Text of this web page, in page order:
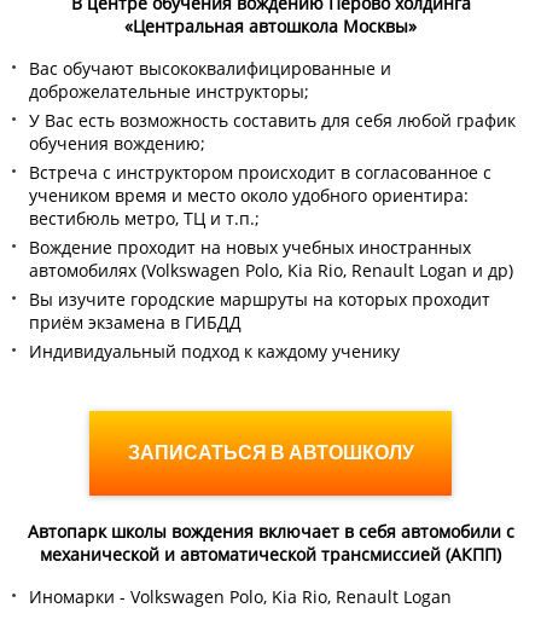
«Центральная автошкола Москвы»
Вас обучают высококвалифицированные и
доброжелательные инструкторы;
У Вас есть возможность составить для себя любой график
обучения вождению;
Встреча с инструктором происходит в согласованное с
учеником время и место около удобного ориентира:
вестибюль метро, ТЦ и т.п.;
Вождение проходит на новых учебных иностранных
автомобилях (Volkswagen Polo, Kia Rio, Renault Logan и др)
Вы изучите городские маршруты на которых проходит
приём экзамена в ГИБДД
Индивидуальный подход к каждому ученику
ЗАПИСАТЬСЯ В АВТОШКОЛУ
Автопарк школы вождения включает в себя автомобили с
механической и автоматической трансмиссией (АКПП)
Иномарки - Volkswagen Polo, Kia Rio, Renault Logan